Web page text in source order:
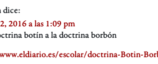
dice:
2016 a las 1:09 pm
botín a la doctrina borbón
escolar/doctrina-Botin-